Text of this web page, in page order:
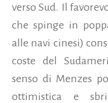
verso Sud. Il
che spinge in
alle navi cinesi)
coste del
senso di Menzes
ottimistica e